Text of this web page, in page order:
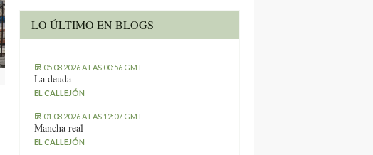
LO ÚLTIMO EN BLOGS
05.08.2026 A LAS 00:56 GMT
La deuda
EL CALLEJÓN
01.08.2026 A LAS 12:07 GMT
Mancha real
EL CALLEJÓN